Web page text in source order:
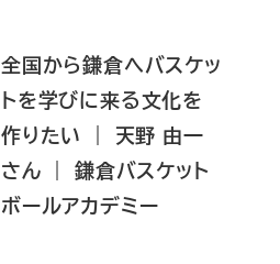
全国から鎌倉へバスケッ
トを学びに来る文化を
作りたい ｜ 天野 由一
さん ｜ 鎌倉バスケット
ボールアカデミー